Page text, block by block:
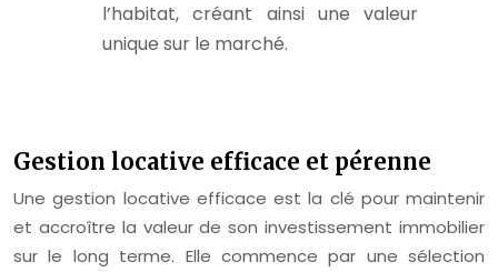
l’habitat, créant ainsi une valeur
unique sur le marché.
Gestion locative efficace et pérenne
Une gestion locative efficace est la clé pour maintenir
et accroître la valeur de son investissement immobilier
sur le long terme. Elle commence par une sélection